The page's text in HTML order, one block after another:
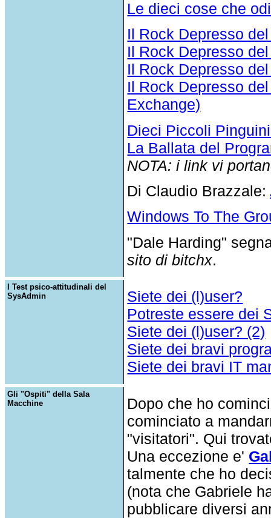
Le dieci cose che
Il Rock Depresso
Il Rock Depresso
Il Rock Depresso
Il Rock Depresso
Exchange)
Dieci Piccoli
La Ballata del
NOTA: i link vi
Di Claudio Brazzale:
Windows To The
"Dale Harding"
sito di bitchx.
I Test psico-attitudinali del
SysAdmin
Siete dei (l)user?
Potreste essere dei
Siete dei (l)user? (2)
Siete dei bravi
Siete dei bravi IT
Gli "Ospiti" della Sala
Macchine
Dopo che ho
cominciato a
"visitatori". Qui
Una eccezione e'
talmente che ho
(nota che Gabriele
pubblicare diversi